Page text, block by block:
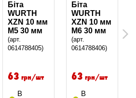
Біта
WURTH
XZN 10 мм
M5 30 мм
(арт.
0614788405)
63 грн/шт
В
Біта
WURTH
XZN 10 мм
M6 30 мм
(арт.
0614788406)
63 грн/шт
В
Next